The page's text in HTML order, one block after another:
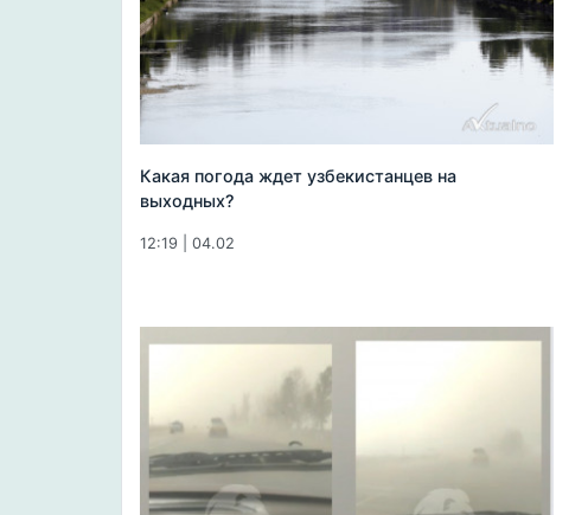
Какая погода ждет узбекистанцев на
выходных?
12:19 | 04.02